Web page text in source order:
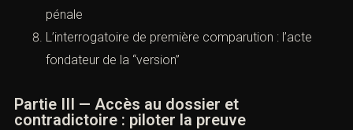
pénale
L’interrogatoire de première comparution : l’acte
fondateur de la “version”
Partie III — Accès au dossier et
contradictoire : piloter la preuve